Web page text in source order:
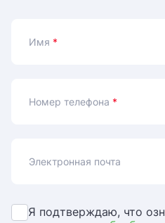
Имя *
Номер телефона *
Электронная почта
Я подтверждаю, что